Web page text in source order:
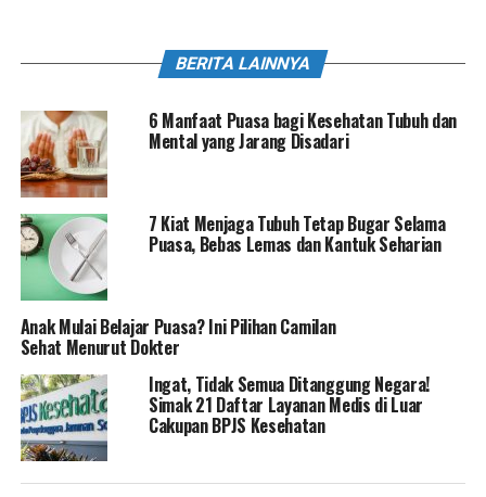
BERITA LAINNYA
6 Manfaat Puasa bagi Kesehatan Tubuh dan
Mental yang Jarang Disadari
7 Kiat Menjaga Tubuh Tetap Bugar Selama
Puasa, Bebas Lemas dan Kantuk Seharian
Anak Mulai Belajar Puasa? Ini Pilihan Camilan
Sehat Menurut Dokter
Ingat, Tidak Semua Ditanggung Negara!
Simak 21 Daftar Layanan Medis di Luar
Cakupan BPJS Kesehatan